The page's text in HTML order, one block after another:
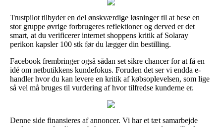
Trustpilot tilbyder en del ønskværdige løsninger til at bese en
stor gruppe øvrige forbrugeres reflektioner og derved er det
smart, at du verificerer internet shoppens kritik af Solaray
perikon kapsler 100 stk før du lægger din bestilling.
Facebook frembringer også sådan set sikre chancer for at få en
idé om netbutikkens kundefokus. Foruden det ser vi endda e-
handler hvor du kan levere en kritik af købsoplevelsen, som lige
så vel må bruges til vurdering af hvor tilfredse kunderne er.
Denne side finansieres af annoncer. Vi har et tæt samarbejde